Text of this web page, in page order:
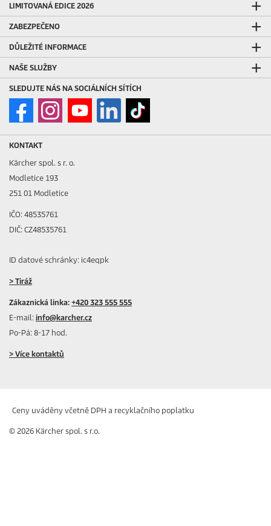
LIMITOVANÁ EDICE 2026
ZABEZPEČENO
DŮLEŽITÉ INFORMACE
NAŠE SLUŽBY
SLEDUJTE NÁS NA SOCIÁLNÍCH SÍTÍCH
KONTAKT
Kärcher spol. s r. o.
Modletice 193
251 01 Modletice
IČO: 48535761
DIČ: CZ48535761
ID datové schránky: ic4eqpk
> Tiráž
Zákaznická linka: +420 323 555 555
E-mail: info@karcher.cz
Po-Pá: 8-17 hod.
> Více kontaktů
Ceny uváděny včetně DPH a recyklačního poplatku
© 2026 Kärcher spol. s r.o.